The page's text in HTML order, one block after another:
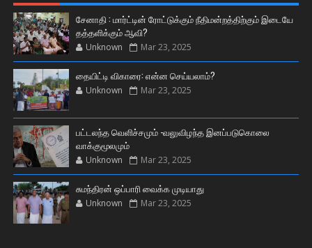
சேனாதி : மார்ட்டின் ரோட்டுக்கும் நீதிமன்றத்திற்கும் இடையே
தத்தளிக்கும் ஆவி?
Unknown Mar 23, 2025
தையிட்டி விகாரை: என்ன செய்யலாம்?
Unknown Mar 23, 2025
பட்டலந்த வெளிச்சமும் -வலுவிழந்த இனப்படுகொலை
வாக்குமூலமும்
Unknown Mar 23, 2025
சுமந்திரன் ஒப்பாரி வைக்க முடியாது
Unknown Mar 23, 2025